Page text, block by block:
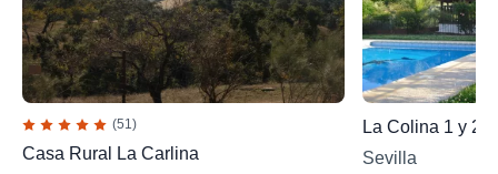
(51)
Casa Rural La Carlina
La Colina 1 y 2
Sevilla